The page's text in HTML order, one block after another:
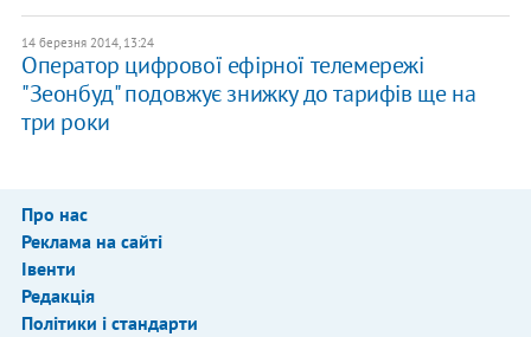
14 березня 2014, 13:24
Оператор цифрової ефірної телемережі
"Зеонбуд" подовжує знижку до тарифів ще на
три роки
Про нас
Реклама на сайті
Івенти
Редакція
Політики і стандарти